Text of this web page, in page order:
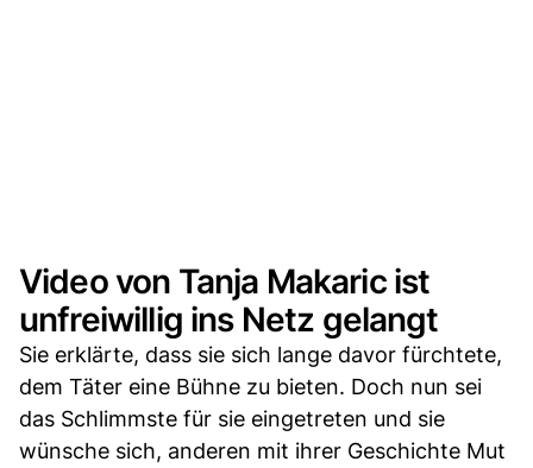
Video von Tanja Makaric ist
unfreiwillig ins Netz gelangt
Sie erklärte, dass sie sich lange davor fürchtete,
dem Täter eine Bühne zu bieten. Doch nun sei
das Schlimmste für sie eingetreten und sie
wünsche sich, anderen mit ihrer Geschichte Mut